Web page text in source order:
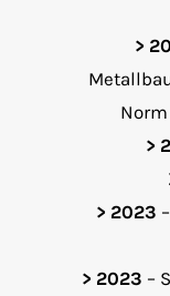
>
Norm
>
> 2023
> 2023 –